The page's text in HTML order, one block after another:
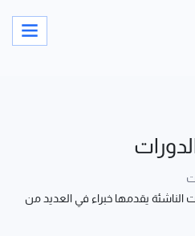
الناشئة يقدمها خبراء في العديد من